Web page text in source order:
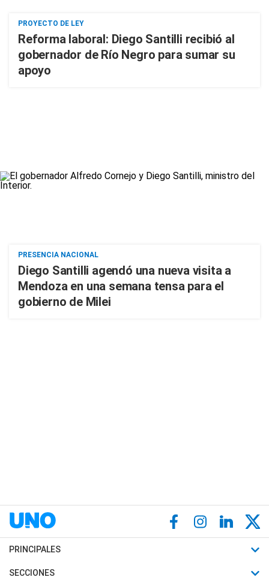
PROYECTO DE LEY
Reforma laboral: Diego Santilli recibió al
gobernador de Río Negro para sumar su
apoyo
PRESENCIA NACIONAL
Diego Santilli agendó una nueva visita a
Mendoza en una semana tensa para el
gobierno de Milei
PRINCIPALES
Últimas Noticias
SECCIONES